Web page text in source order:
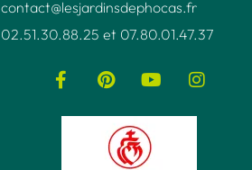
contact@lesjardinsdephocas.fr​
02.51.30.88.25 et 07.80.01.47.37​